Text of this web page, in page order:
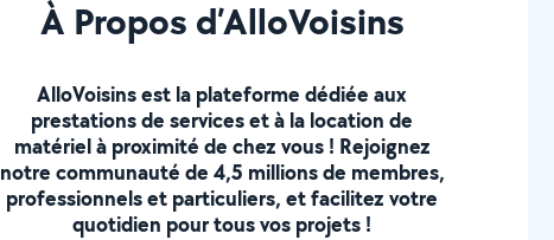
À Propos d’AlloVoisins
AlloVoisins est la plateforme dédiée aux
prestations de services et à la location de
matériel à proximité de chez vous ! Rejoignez
notre communauté de 4,5 millions de membres,
professionnels et particuliers, et facilitez votre
quotidien pour tous vos projets !